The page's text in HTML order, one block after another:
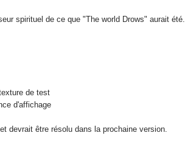
spirituel de ce que "The world Drows" aurait été.
de test
d'affichage
devrait être résolu dans la prochaine version.